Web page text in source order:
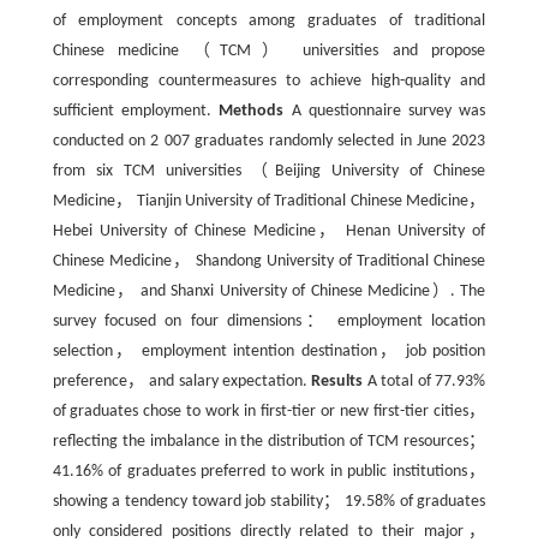
of employment concepts among graduates of traditional
Chinese medicine （TCM） universities and propose
corresponding countermeasures to achieve high-quality and
sufficient employment. Methods A questionnaire survey was
conducted on 2 007 graduates randomly selected in June 2023
from six TCM universities （Beijing University of Chinese
Medicine， Tianjin University of Traditional Chinese Medicine，
Hebei University of Chinese Medicine， Henan University of
Chinese Medicine， Shandong University of Traditional Chinese
Medicine， and Shanxi University of Chinese Medicine）. The
survey focused on four dimensions： employment location
selection， employment intention destination， job position
preference， and salary expectation.Results A total of 77.93%
of graduates chose to work in first-tier or new first-tier cities，
reflecting the imbalance in the distribution of TCM resources；
41.16% of graduates preferred to work in public institutions，
showing a tendency toward job stability； 19.58% of graduates
only considered positions directly related to their major，